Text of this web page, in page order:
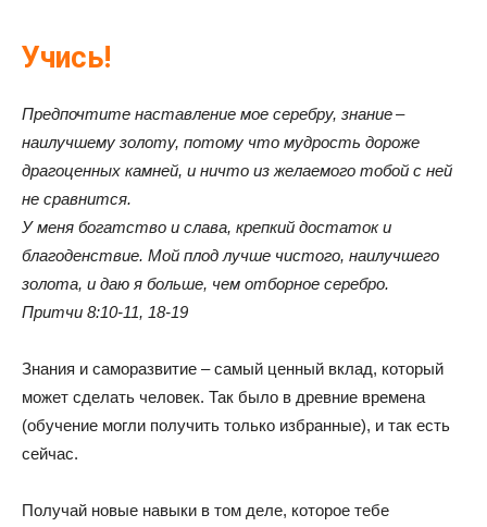
Учись!
Предпочтите наставление мое серебру, знание –
наилучшему золоту, потому что мудрость дороже
драгоценных камней, и ничто из желаемого тобой с ней
не сравнится.
У меня богатство и слава, крепкий достаток и
благоденствие. Мой плод лучше чистого, наилучшего
золота, и даю я больше, чем отборное серебро.
Притчи 8:10-11, 18-19
Знания и саморазвитие – самый ценный вклад, который
может сделать человек. Так было в древние времена
(обучение могли получить только избранные), и так есть
сейчас.
Получай новые навыки в том деле, которое тебе